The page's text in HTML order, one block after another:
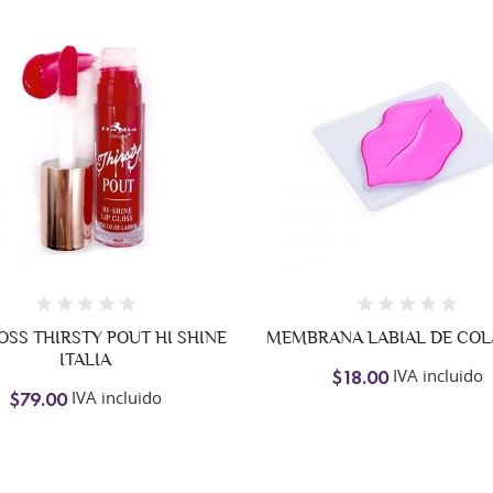
LABIAL DE COLAGENO LIP OIL BISSU
$84.00 IVA incluido